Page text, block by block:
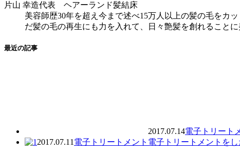
片山 幸造代表 ヘアーランド髪結床
美容師歴30年を超え今まで述べ15万人以上の髪の毛をカ
だ髪の毛の再生にも力を入れて、日々艶髪を創れること
最近の記事
2017.07.14電子トリート
2017.07.11 電子トリートメント 電子トリートメントを